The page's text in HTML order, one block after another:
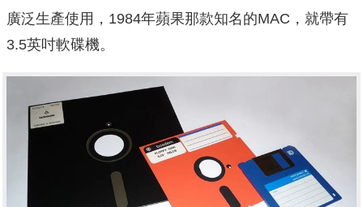
廣泛生產使用，1984年蘋果那款知名的MAC，就帶有
3.5英吋軟碟機。